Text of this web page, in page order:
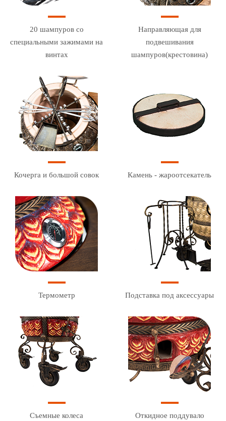
20 шампуров со
специальными зажимами на
винтах
Направляющая для
подвешивания
шампуров(крестовина)
Кочерга и большой совок Камень - жароотсекатель
Термометр Подставка под аксессуары
Съемные колеса Откидное поддувало